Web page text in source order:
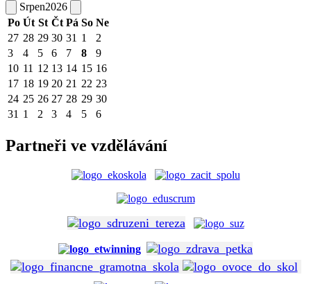
Srpen2026
Po Út St Čt Pá So Ne
27 28 29 30 31 1
2
3
4 5 6 7 8
9
10 11 12 13 14 15 16
17 18 19 20 21 22 23
24 25 26 27 28 29 30
31 1 2 3 4 5 6
Partneři ve vzdělávání